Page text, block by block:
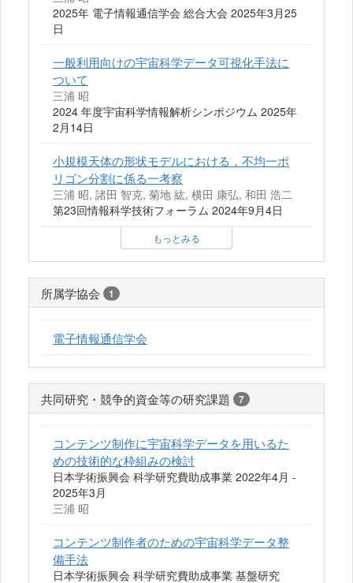
2025年 電子情報通信学会 総合大会 2025年3月25
日
一般利用向けの宇宙科学データ可視化手法に
ついて
三浦 昭
2024 年度宇宙科学情報解析シンポジウム 2025年
2月14日
小規模天体の形状モデルにおける，不均一ポ
リゴン分割に係る一考察
三浦 昭, 諸田 智克, 菊地 紘, 横田 康弘, 和田 浩二
第23回情報科学技術フォーラム 2024年9月4日
もっとみる
所属学協会 1
電子情報通信学会
共同研究・競争的資金等の研究課題 7
コンテンツ制作に宇宙科学データを用いるた
めの技術的な枠組みの検討
日本学術振興会 科学研究費助成事業 2022年4月 -
2025年3月
三浦 昭
コンテンツ制作者のための宇宙科学データ整
備手法
日本学術振興会 科学研究費助成事業 基盤研究